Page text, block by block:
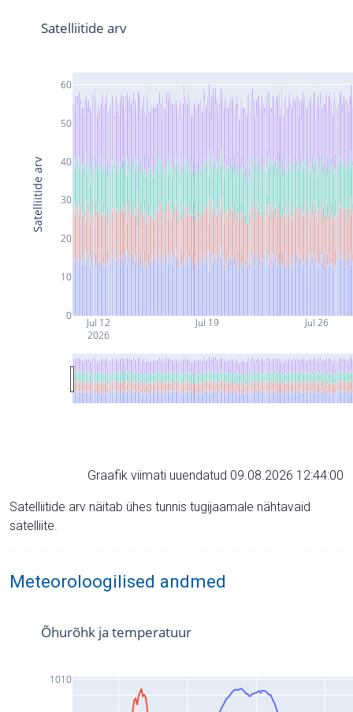
Jul 12
2026
Jul 19 Jul 26
0
10
20
30
40
50
60
Satelliitide arv
Satelliitide arv
Graafik viimati uuendatud 09.08.2026 12:44:00
Satelliitide arv näitab ühes tunnis tugijaamale nähtavaid
satelliite.
Meteoroloogilised andmed
1010
Õhurõhk ja temperatuur